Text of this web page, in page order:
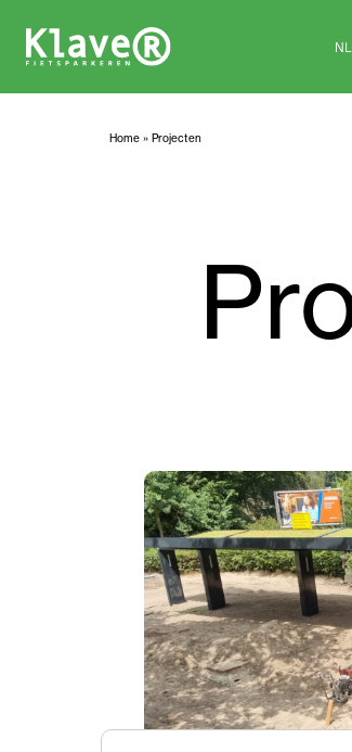
Home » Projecten